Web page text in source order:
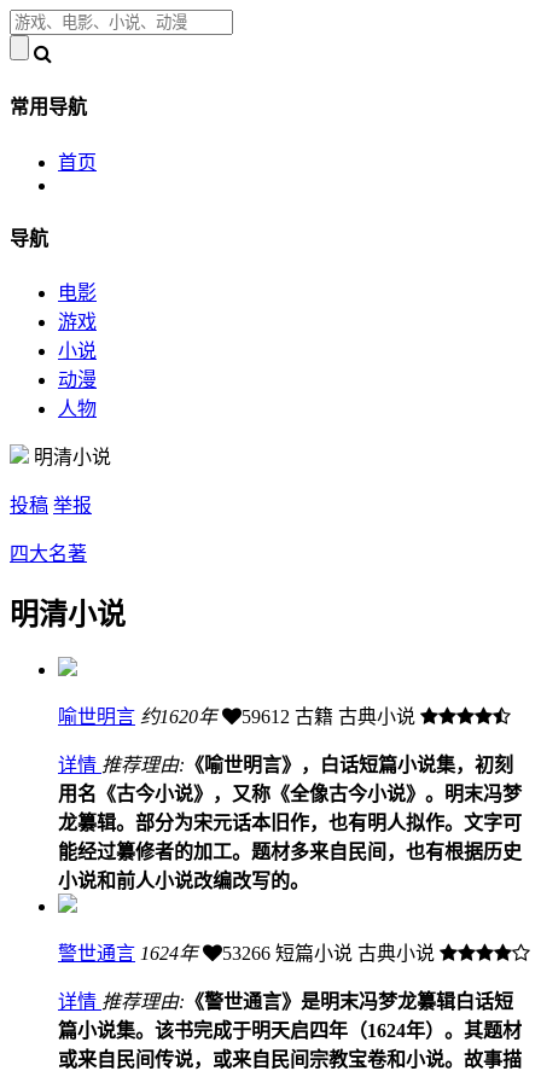
常用导航
首页
导航
电影
游戏
小说
动漫
人物
明清小说
投稿 举报
四大名著
明清小说
喻世明言 约1620年 59612 古籍 古典小说
详情 推荐理由: 《喻世明言》，白话短篇小说集，初刻
用名《古今小说》，又称《全像古今小说》。明末冯梦
龙纂辑。部分为宋元话本旧作，也有明人拟作。文字可
能经过纂修者的加工。题材多来自民间，也有根据历史
小说和前人小说改编改写的。
警世通言 1624年 53266 短篇小说 古典小说
详情 推荐理由: 《警世通言》是明末冯梦龙纂辑白话短
篇小说集。该书完成于明天启四年（1624年）。其题材
或来自民间传说，或来自民间宗教宝卷和小说。故事描